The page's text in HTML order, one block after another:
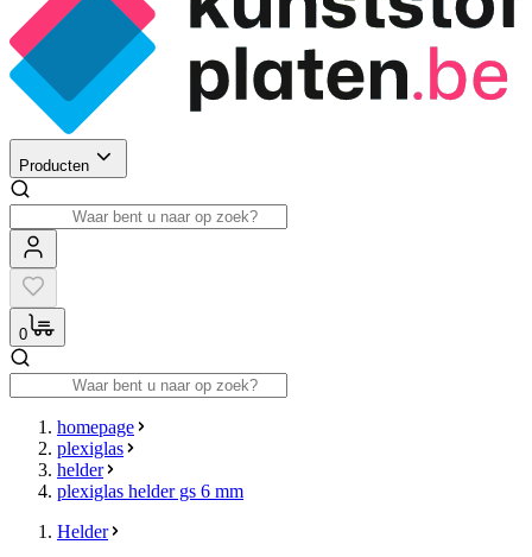
Producten
0
homepage
plexiglas
helder
plexiglas helder gs 6 mm
Helder